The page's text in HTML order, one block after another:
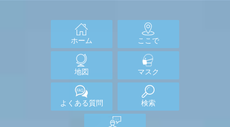
ホーム ここで
地図 マスク
よくある質問 検索